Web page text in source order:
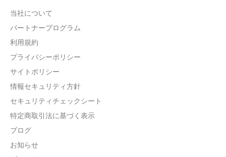
当社について
パートナープログラム
利用規約
プライバシーポリシー
サイトポリシー
情報セキュリティ方針
セキュリティチェックシート
特定商取引法に基づく表示
ブログ
お知らせ